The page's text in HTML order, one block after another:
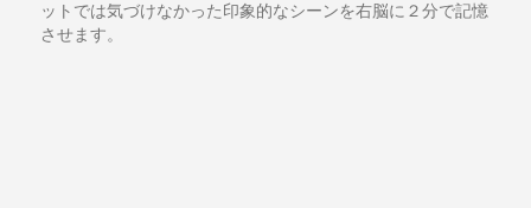
ットでは気づけなかった印象的なシーンを右脳に２分で記憶
させます。